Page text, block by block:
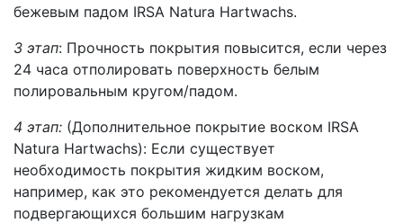
бежевым падом IRSA Natura Hartwachs.
3 этап: Прочность покрытия повысится, если через
24 часа отполировать поверхность белым
полировальным кругом/падом.
4 этап: (Дополнительное покрытие воском IRSA
Natura Hartwachs): Если существует
необходимость покрытия жидким воском,
например, как это рекомендуется делать для
подвергающихся большим нагрузкам